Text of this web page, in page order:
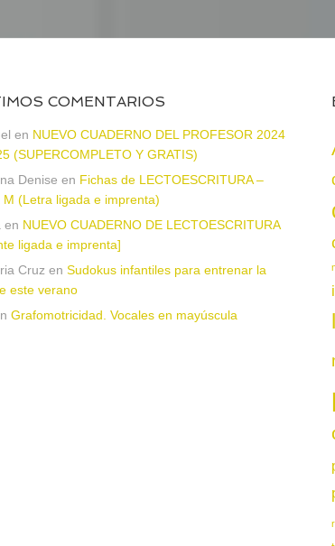
COMENTARIOS
en NUEVO CUADERNO DEL PROFESOR 2024
(SUPERCOMPLETO Y GRATIS)
Denise en Fichas de LECTOESCRITURA –
M (Letra ligada e imprenta)
en NUEVO CUADERNO DE LECTOESCRITURA
ligada e imprenta]
Cruz en Sudokus infantiles para entrenar la
este verano
Grafomotricidad. Vocales en mayúscula